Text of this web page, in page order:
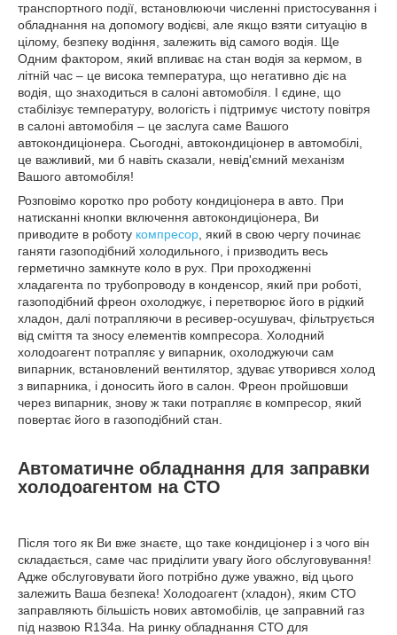
транспортного події, встановлюючи численні пристосування і
обладнання на допомогу водієві, але якщо взяти ситуацію в
цілому, безпеку водіння, залежить від самого водія. Ще
Одним фактором, який впливає на стан водія за кермом, в
літній час – це висока температура, що негативно діє на
водія, що знаходиться в салоні автомобіля. І єдине, що
стабілізує температуру, вологість і підтримує чистоту повітря
в салоні автомобіля – це заслуга саме Вашого
автокондиціонера. Сьогодні, автокондиціонер в автомобілі,
це важливий, ми б навіть сказали, невід'ємний механізм
Вашого автомобіля!
Розповімо коротко про роботу кондиціонера в авто. При
натисканні кнопки включення автокондиціонера, Ви
приводите в роботу компресор , який в свою чергу починає
ганяти газоподібний холодильного, і призводить весь
герметично замкнуте коло в рух. При проходженні
хладагента по трубопроводу в конденсор, який при роботі,
газоподібний фреон охолоджує, і перетворює його в рідкий
хладон, далі потрапляючи в ресивер-осушувач, фільтрується
від сміття та зносу елементів компресора. Холодний
холодоагент потрапляє у випарник, охолоджуючи сам
випарник, встановлений вентилятор, здуває утворився холод
з випарника, і доносить його в салон. Фреон пройшовши
через випарник, знову ж таки потрапляє в компресор, який
повертає його в газоподібний стан.
Автоматичне обладнання для заправки
холодоагентом на СТО
Після того як Ви вже знаєте, що таке кондиціонер і з чого він
складається, саме час приділити увагу його обслуговування!
Адже обслуговувати його потрібно дуже уважно, від цього
залежить Ваша безпека! Холодоагент (хладон), яким СТО
заправляють більшість нових автомобілів, це заправний газ
під назвою R134a. На ринку обладнання СТО для